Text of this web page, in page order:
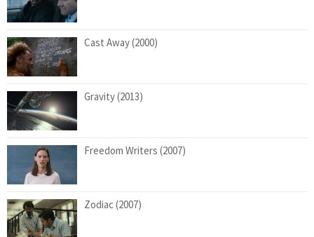
Cast Away (2000)
Gravity (2013)
Freedom Writers (2007)
Zodiac (2007)